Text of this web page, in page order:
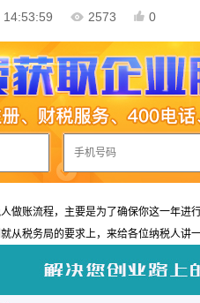
14:53:59 2573 0
做账流程，主要是为了确保你这一年
从税务局的要求上，来给各位纳税人讲